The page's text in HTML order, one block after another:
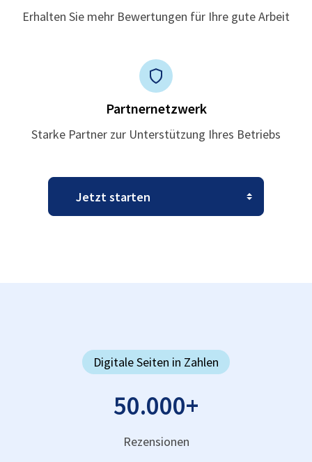
Erhalten Sie mehr Bewertungen für Ihre gute Arbeit
Partnernetzwerk
Starke Partner zur Unterstützung Ihres Betriebs
Digitale Seiten in Zahlen
50.000+
Rezensionen